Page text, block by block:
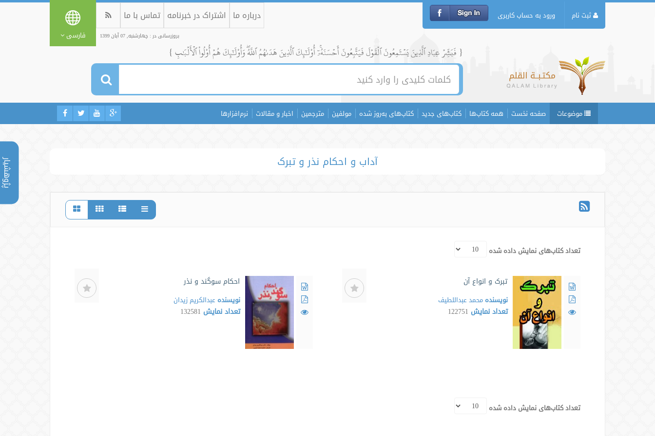
پژوهشیار
ثبت نام ورود به حساب کاربری درباره ما اشتراک در خبرنامه تماس با ما
بروزرسانی در : چهارشنبه, 07 آبان 1399 فارسی
{ فَبَشِّرۡ عِبَادِ ٱلَّذِينَ يَسۡتَمِعُونَ ٱلۡقَوۡلَ فَيَتَّبِعُونَ أَحۡسَنَهُۥٓۚ أُوْلَٰٓئِكَ ٱلَّذِينَ هَدَىٰهُمُ ٱللَّهُۖ وَأُوْلَٰٓئِكَ هُمۡ أُوْلُواْ ٱلۡأَلۡبَٰبِ }
موضوعات صفحه نخست همه کتاب‌ها کتاب‌های جدید کتاب‌های به‌روز شده مولفین مترجمین اخبار و مقالات نرم‌افزارها
آداب و احکام نذر و تبرک
تعداد کتاب‌های نمایش داده شده
تبرک و انواع آن
نویسنده محمد عبداللطیف
تعداد نمایش 122751
احکام سوگند و نذر
نویسنده عبدالکریم زیدان
تعداد نمایش 132581
تعداد کتاب‌های نمایش داده شده